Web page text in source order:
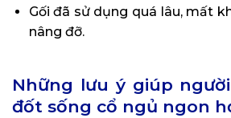
Gối đã sử dụng quá lâu, mất
nâng đỡ.
Những lưu ý giúp
đốt sống cổ ngủ ngon